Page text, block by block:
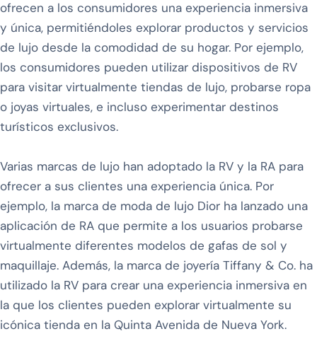
ofrecen a los consumidores una experiencia inmersiva
y única, permitiéndoles explorar productos y servicios
de lujo desde la comodidad de su hogar. Por ejemplo,
los consumidores pueden utilizar dispositivos de RV
para visitar virtualmente tiendas de lujo, probarse ropa
o joyas virtuales, e incluso experimentar destinos
turísticos exclusivos.
Varias marcas de lujo han adoptado la RV y la RA para
ofrecer a sus clientes una experiencia única. Por
ejemplo, la marca de moda de lujo Dior ha lanzado una
aplicación de RA que permite a los usuarios probarse
virtualmente diferentes modelos de gafas de sol y
maquillaje. Además, la marca de joyería Tiffany & Co. ha
utilizado la RV para crear una experiencia inmersiva en
la que los clientes pueden explorar virtualmente su
icónica tienda en la Quinta Avenida de Nueva York.